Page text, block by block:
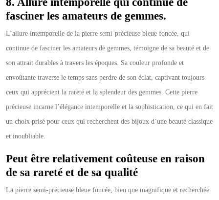
fasciner les amateurs de gemmes.
L’allure intemporelle de la pierre semi-précieuse bleue foncée, qui
continue de fasciner les amateurs de gemmes, témoigne de sa beauté et de
son attrait durables à travers les époques. Sa couleur profonde et
envoûtante traverse le temps sans perdre de son éclat, captivant toujours
ceux qui apprécient la rareté et la splendeur des gemmes. Cette pierre
précieuse incarne l’élégance intemporelle et la sophistication, ce qui en fait
un choix prisé pour ceux qui recherchent des bijoux d’une beauté classique
et inoubliable.
Peut être relativement coûteuse en raison
de sa rareté et de sa qualité
La pierre semi-précieuse bleue foncée, bien que magnifique et recherchée